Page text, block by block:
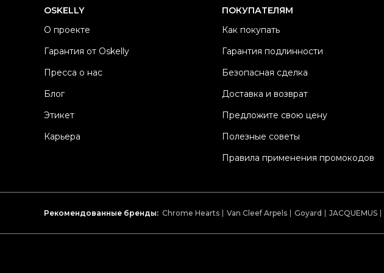
OSKELLY
О проекте
Гарантия от Oskelly
Пресса о нас
Блог
Этикет
Карьера
ПОКУПАТЕЛЯМ
Как покупать
Гарантия подлинности
Безопасная сделка
Доставка и возврат
Предложите свою цену
Полезные советы
Правила применения промокодов
Рекомендованные бренды: Chrome Hearts Van Cleef Arpels Goyard JACQUEMUS